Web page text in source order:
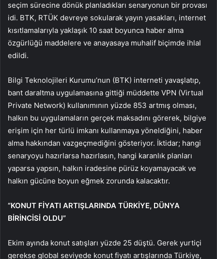
seçim sürecine dönük planladıkları senaryonun bir provası
idi. BTK, RTÜK devreye sokularak yayın yasakları, internet
kısıtlamalarıyla yaklaşık 10 saat boyunca haber alma
özgürlüğü maddelere ve anayasaya muhalif biçimde ihlal
edildi.
Bilgi Teknolojileri Kurumu’nun (BTK) interneti yavaşlatıp,
bant daraltma uygulamasına gittiği müddette VPN (Virtual
Private Network) kullanımının yüzde 853 artmış olması,
halkın bu uygulamaların gerçek maksadını görerek, bilgiye
erişim için her türlü imkanı kullanmaya yöneldiğini, haber
alma hakkından vazgeçmediğini gösteriyor. İktidar; hangi
senaryoyu hazırlarsa hazırlasın, hangi karanlık planları
yaparsa yapsın, halkın iradesine pürüz koyamayacak ve
halkın gücüne boyun eğmek zorunda kalacaktır.
“KONUT FİYATI ARTIŞLARINDA TÜRKİYE, DÜNYA
BİRİNCİSİ OLDU”
Ekim ayında konut satışları yüzde 25 düştü. Gerek yurtiçi
gerekse global seviyede konut fiyatı artışlarında Türkiye,